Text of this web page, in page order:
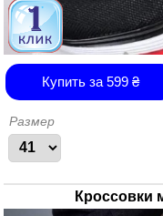
Купить за 599₴
Размер
Кроссовки